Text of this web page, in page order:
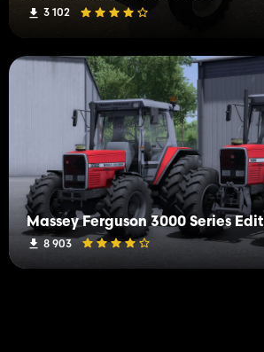
3 102
Massey Ferguson 3000 Series Edit
8 903